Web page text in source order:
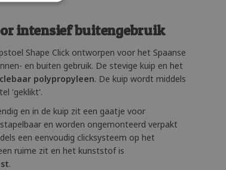
intensief buitengebruik
Shape Click ontworpen voor het Spaanse
en buiten gebruik. De stevige kuip en het
polypropyleen. De kuip wordt middels
'geklikt'.
en in de kuip zit een gaatje voor
en worden ongemonteerd verpakt
een eenvoudig clicksysteem op het
ruime zit en het kunststof is
.